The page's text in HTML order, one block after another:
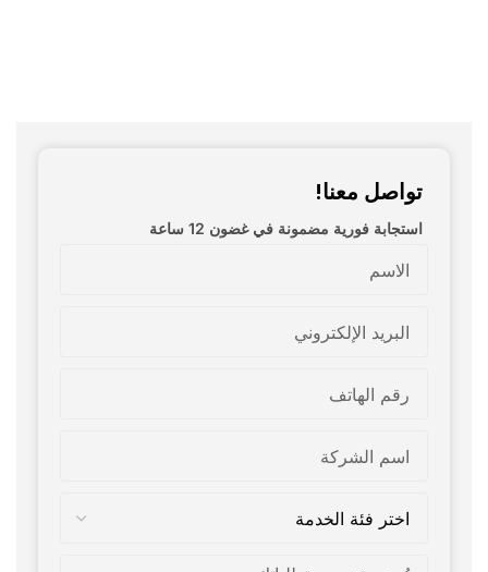
تواصل معنا!
استجابة فورية مضمونة في غضون 12 ساعة